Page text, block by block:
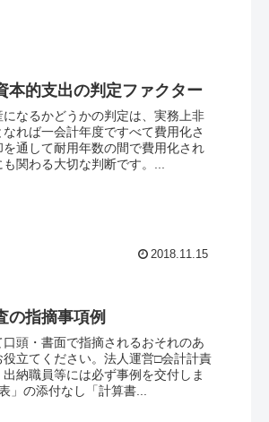
本的支出の判定ファクター
なるかどうかの判定は、実務上非
れば一会計年度ですべて費用化さ
通して耐用年数の間で費用化され
関わる大切な判断です。...
2018.11.15
の指摘事項例
頭・書面で指摘されるおそれのあ
立てください。法人運営□会計計責
納職員等には必ず事例を交付しま
」の添付なし「計算書...